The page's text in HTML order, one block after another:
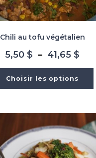
Chili au tofu végétalien
5,50 $ – 41,65 $
Choisir les options